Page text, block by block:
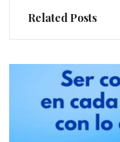
Related Posts